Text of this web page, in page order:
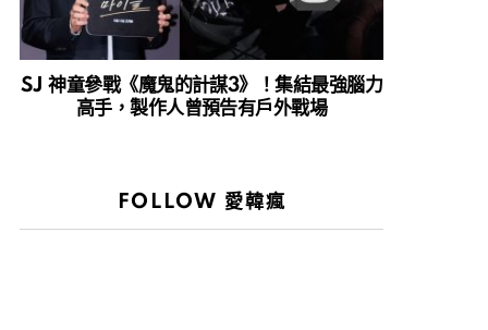
SJ 神童參戰《魔鬼的計謀3》！集結最強腦力
高手，製作人曾預告有戶外戰場
FOLLOW 愛韓瘋